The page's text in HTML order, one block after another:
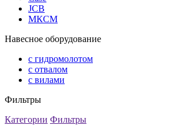
JCB
МКСМ
Навесное оборудование
с гидромолотом
с отвалом
с вилами
Фильтры
Категории Фильтры